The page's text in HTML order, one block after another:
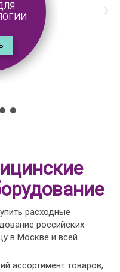
расходные
российских
в Москве и всей
ассортимент товаров,